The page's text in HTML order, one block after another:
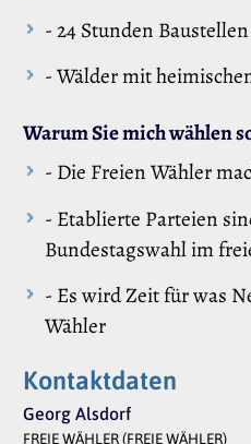
- 24 Stunden
- Wälder mit
Warum Sie mich wählen
- Die Freien Wähler
- Etablierte Parteien
Bundestagswahl im
- Es wird Zeit für was
Wähler
Kontaktdaten
Georg Alsdorf
FREIE WÄHLER (FREIE WÄHLER)